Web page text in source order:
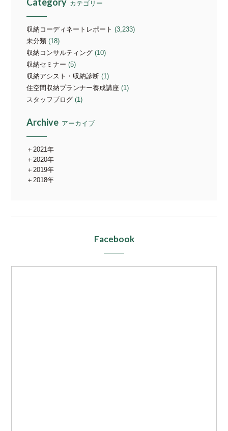
カテゴリー
収納コーディネートレポート (3,233)
未分類 (18)
収納コンサルティング (10)
収納セミナー (5)
収納アシスト・収納診断 (1)
住空間収納プランナー養成講座 (1)
スタッフブログ (1)
Archive アーカイブ
2021年
2020年
2019年
2018年
Facebook